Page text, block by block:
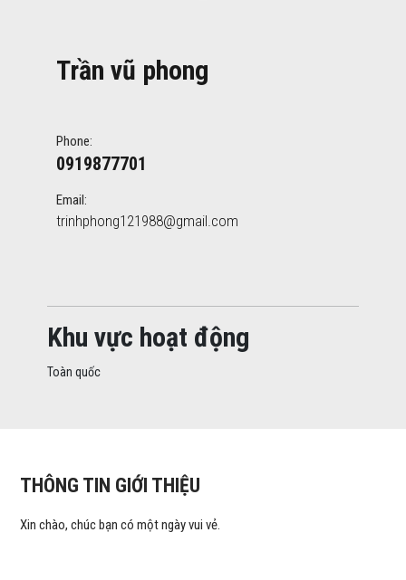
Trần vũ phong
Phone:
0919877701
Email:
trinhphong121988@gmail.com
Khu vực hoạt động
Toàn quốc
THÔNG TIN GIỚI THIỆU
Xin chào, chúc bạn có một ngày vui vẻ.